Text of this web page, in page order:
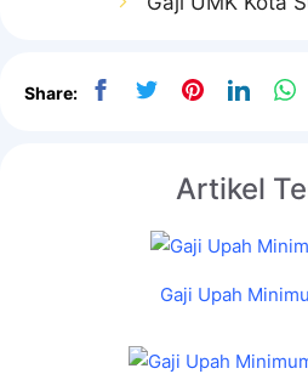
Share:
Artikel
Gaji Upah